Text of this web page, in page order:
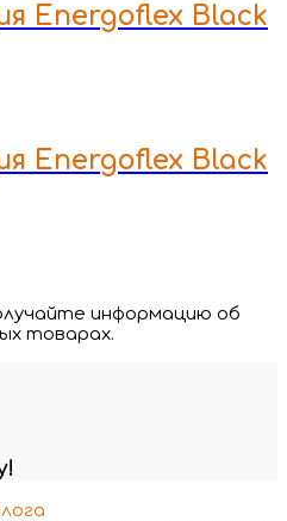
Energoflex Black
Energoflex Black
информацию об
товарах.